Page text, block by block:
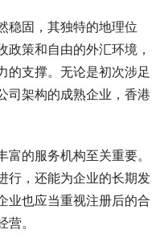
稳固，其独特的地理位
策和自由的外汇环境，
的支撑。无论是初次涉足
司架构的成熟企业，香港
的服务机构至关重要。
行，还能为企业的长期发
业也应当重视注册后的合
。